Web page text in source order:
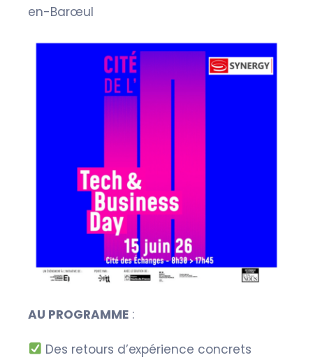
en-Barœul
AU PROGRAMME :
Des retours d’expérience concrets